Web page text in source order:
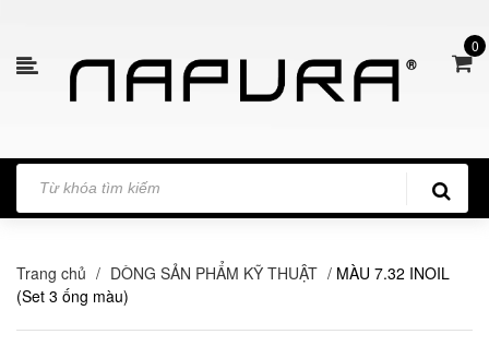
0
Trang chủ / DÒNG SẢN PHẨM KỸ THUẬT / MÀU 7.32 INOIL
(Set 3 ống màu)